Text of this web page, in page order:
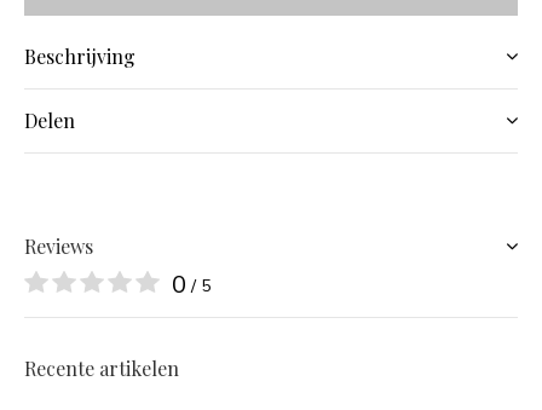
Beschrijving
Delen
Reviews
0 / 5
Recente artikelen